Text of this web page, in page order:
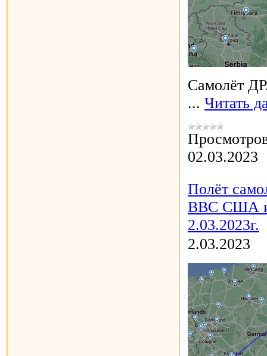
Самолёт
... Читать
02.03.2023
Полёт
ВВС США
2.03.2023г.
2.03.2023